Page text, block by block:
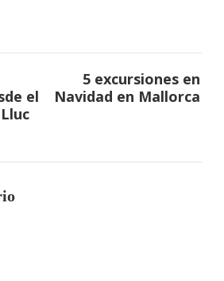
el
5 excursiones en
Navidad en Mallorca